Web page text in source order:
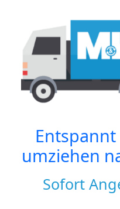
umziehen
Sofort